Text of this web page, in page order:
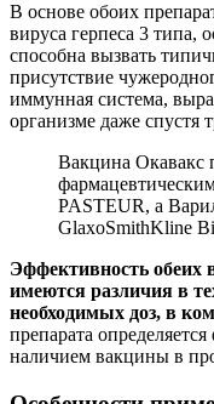
В основе обоих
вируса герпеса 3 типа,
способна вызвать
присутствие
иммунная система,
организме даже спустя
Вакцина Окавакс
PASTEUR, а
GlaxoSmithKline
Эффективность обеих
имеются различия в
необходимых доз, в
препарата
наличием вакцины в